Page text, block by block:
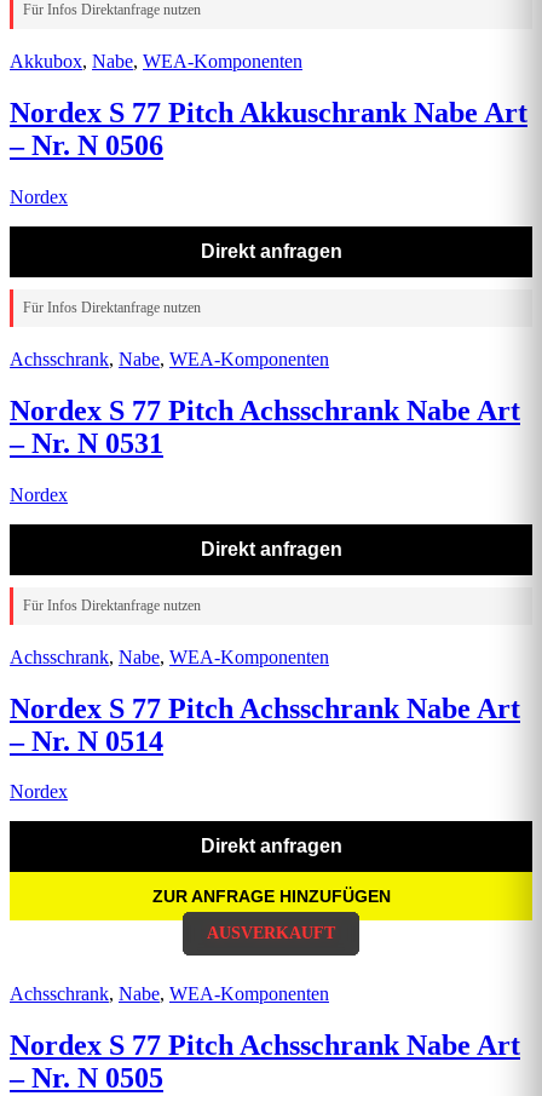
AUSVERKAUFT
Für Infos Direktanfrage nutzen
AUSVERKAUFT
Akkubox, Nabe, WEA-Komponenten
Nordex S 77 Pitch Akkuschrank Nabe Art
– Nr. N 0506
Nordex
Direkt anfragen
Für Infos Direktanfrage nutzen
AUSVERKAUFT
Achsschrank, Nabe, WEA-Komponenten
Nordex S 77 Pitch Achsschrank Nabe Art
– Nr. N 0531
Nordex
Direkt anfragen
Für Infos Direktanfrage nutzen
Achsschrank, Nabe, WEA-Komponenten
Nordex S 77 Pitch Achsschrank Nabe Art
– Nr. N 0514
Nordex
Direkt anfragen
ZUR ANFRAGE HINZUFÜGEN
Achsschrank, Nabe, WEA-Komponenten
Nordex S 77 Pitch Achsschrank Nabe Art
– Nr. N 0505
AUSVERKAUFT
AUSVERKAUFT